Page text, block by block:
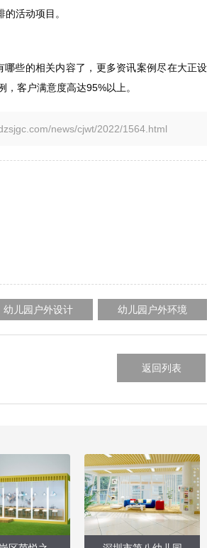
活动项目。
些的相关内容了，更多资讯案例尽在大正设
，客户满意度高达95%以上。
news/cjwt/2022/1564.html
幼儿园户外设计 幼儿园户外环境
返回列表